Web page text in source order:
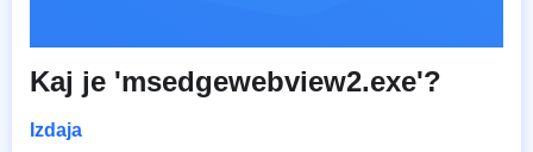
Kaj je 'msedgewebview2.exe'?
Izdaja